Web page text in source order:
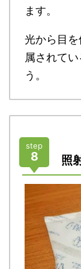
ます。
光から目
属されて
う。
step
8 照